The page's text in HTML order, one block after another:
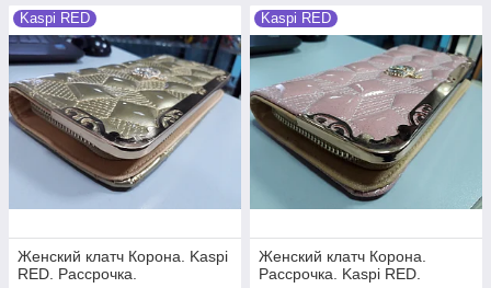
Kaspi RED
Женский клатч Корона. Kaspi
RED. Рассрочка.
Kaspi RED
Женский клатч Корона.
Рассрочка. Kaspi RED.